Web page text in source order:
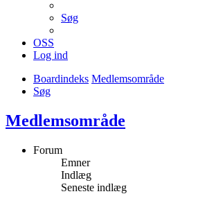
Søg
OSS
Log ind
Boardindeks Medlemsområde
Søg
Medlemsområde
Forum
Emner
Indlæg
Seneste indlæg